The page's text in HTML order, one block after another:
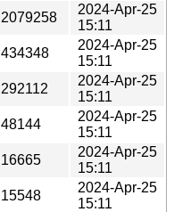
2079258
2024-Apr-25
15:11
434348
2024-Apr-25
15:11
292112
2024-Apr-25
15:11
48144
2024-Apr-25
15:11
16665
2024-Apr-25
15:11
15548
2024-Apr-25
15:11